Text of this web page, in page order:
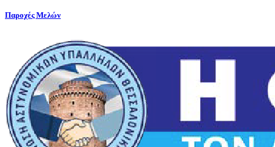
Παροχές Μελών